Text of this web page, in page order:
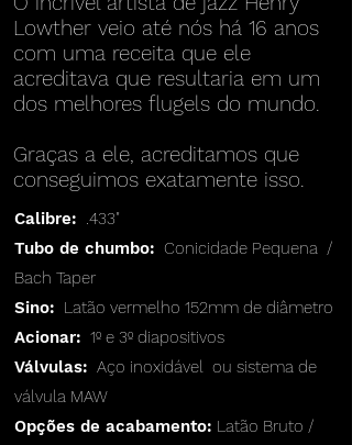
Lowther veio até nós há 16 anos
com uma receita que ele
acreditava que resultaria em um
dos melhores flugels do mundo.
Graças a ele, acreditamos que
conseguimos exatamente isso.
Calibre: .433"
Tubo de chumbo: Conicidade Pequena /
Bach Taper
Sino: Latão vermelho 152mm de diâmetro
Acionar: 1º e 3º diapositivos
Válvulas: Aço inoxidável ou sistema de
válvula MAW
Opções de acabamento: Latão Bruto /